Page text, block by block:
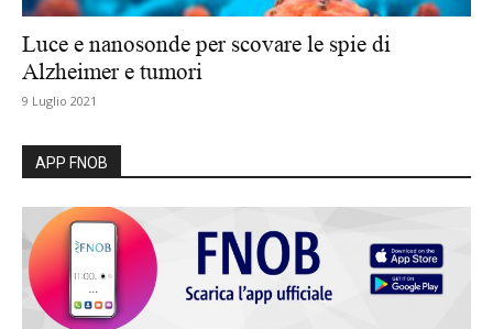
Luce e nanosonde per scovare le spie di
Alzheimer e tumori
9 Luglio 2021
APP FNOB